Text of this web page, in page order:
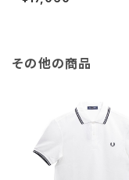
ィース マーケット
その他の商品